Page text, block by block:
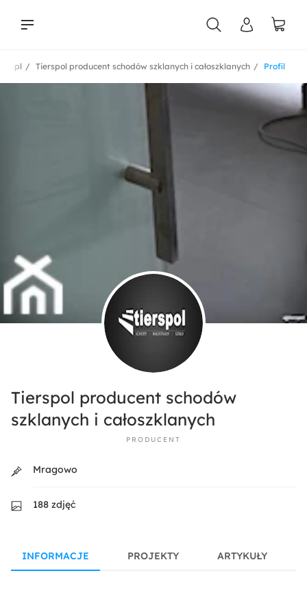
Profil
Tierspol producent schodów szklanych i całoszklanych
Tierspol producent schodów
szklanych i całoszklanych
PRODUCENT
Mragowo
188 zdjęć
INFORMACJE PROJEKTY ARTYKUŁY